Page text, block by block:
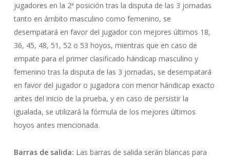
jugadores en la 2ª posición tras la disputa de las 3 jornadas
tanto en ámbito masculino como femenino, se
desempatará en favor del jugador con mejores últimos 18,
36, 45, 48, 51, 52 o 53 hoyos, mientras que en caso de
empate para el primer clasificado hándicap masculino y
femenino tras la disputa de las 3 jornadas, se desempatará
en favor del jugador o jugadora con menor hándicap exacto
antes del inicio de la prueba, y en caso de persistir la
igualada, se utilizará la fórmula de los mejores últimos
hoyos antes mencionada.
Barras de salida: Las barras de salida serán blancas para